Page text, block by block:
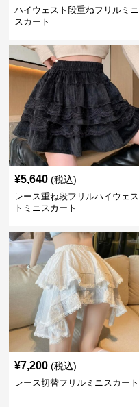
ハイウェスト段重ねフリルミニ
スカート
¥5,640 (税込)
レース重ね段フリルハイウェス
トミニスカート
¥7,200 (税込)
レース切替フリルミニスカート